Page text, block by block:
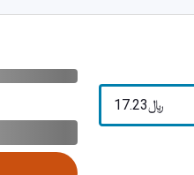
﷼‎17.23